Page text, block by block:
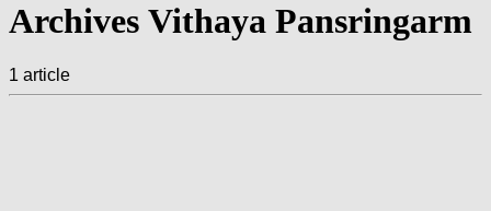
Archives Vithaya Pansringarm
1 article